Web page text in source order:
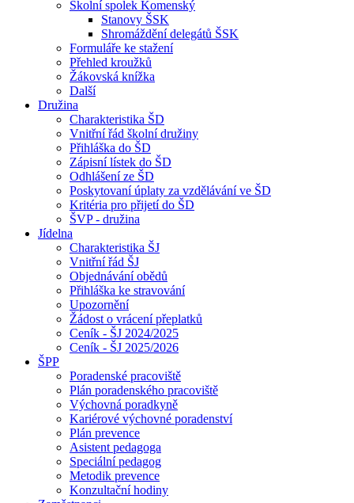
Školní spolek Komenský
Stanovy ŠSK
Shromáždění delegátů ŠSK
Formuláře ke stažení
Přehled kroužků
Žákovská knížka
Další
Družina
Charakteristika ŠD
Vnitřní řád školní družiny
Přihláška do ŠD
Zápisní lístek do ŠD
Odhlášení ze ŠD
Poskytovaní úplaty za vzdělávání ve ŠD
Kritéria pro přijetí do ŠD
ŠVP - družina
Jídelna
Charakteristika ŠJ
Vnitřní řád ŠJ
Objednávání obědů
Přihláška ke stravování
Upozornění
Žádost o vrácení přeplatků
Ceník - ŠJ 2024/2025
Ceník - ŠJ 2025/2026
ŠPP
Poradenské pracoviště
Plán poradenského pracoviště
Výchovná poradkyně
Kariérové výchovné poradenství
Plán prevence
Asistent pedagoga
Speciální pedagog
Metodik prevence
Konzultační hodiny